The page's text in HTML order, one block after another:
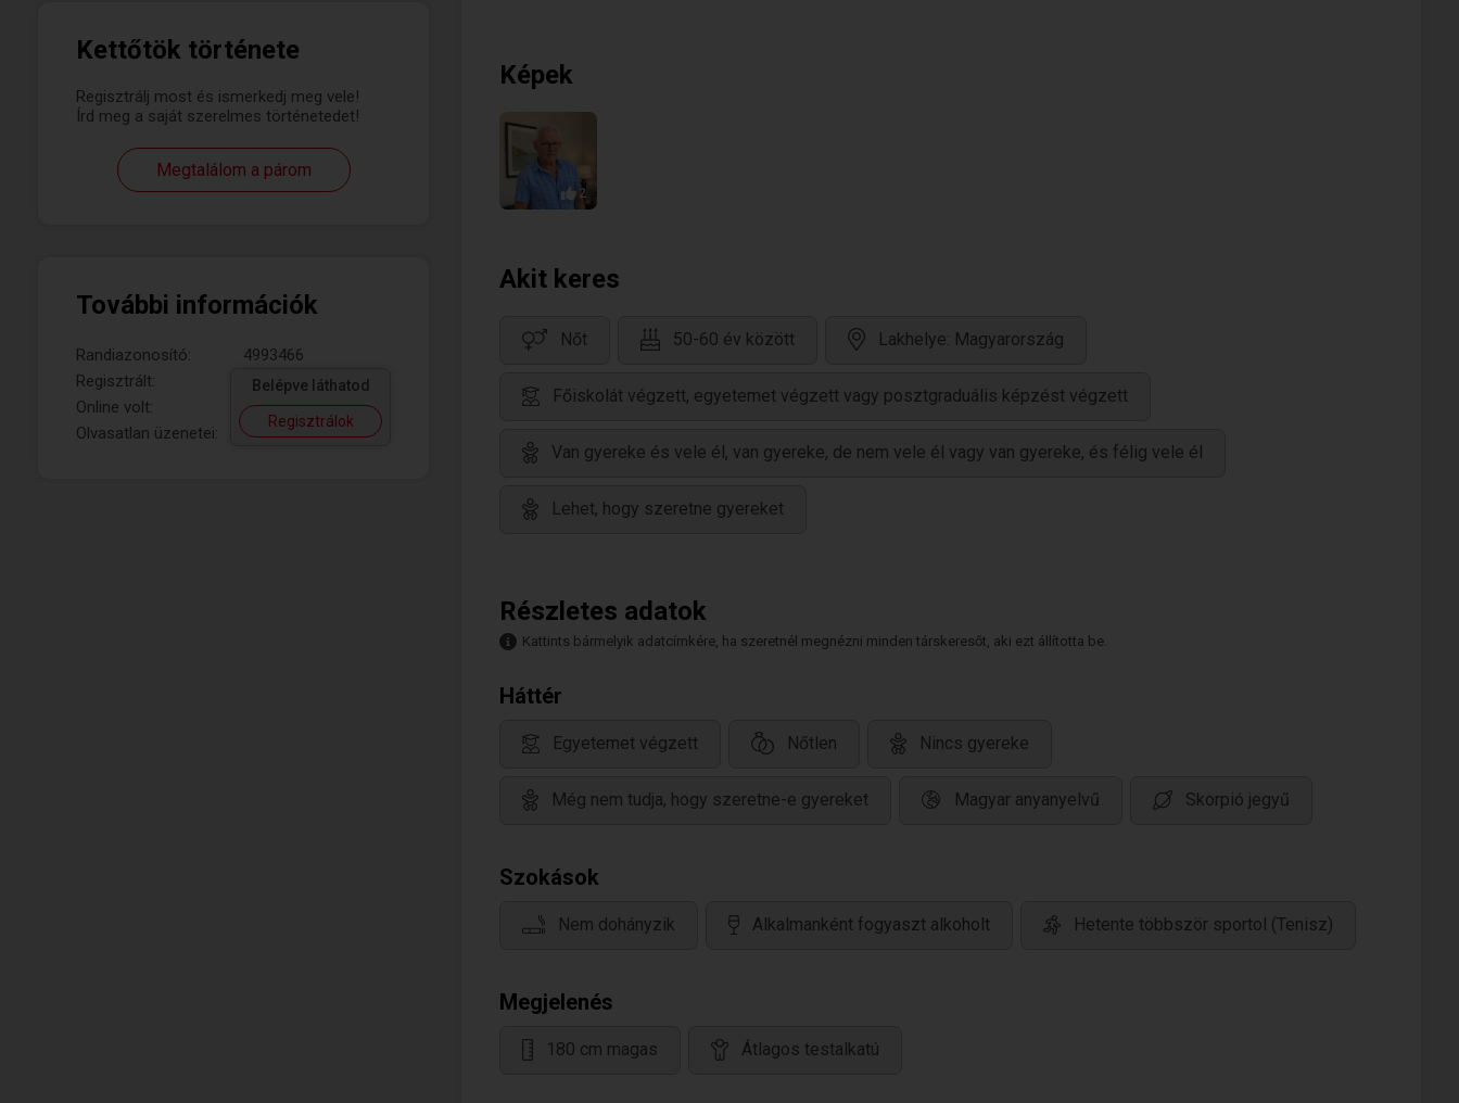
Kettőtök története
Regisztrálj most és ismerkedj meg vele!
Írd meg a saját szerelmes történetedet!
Megtalálom a párom
További információk
Randiazonosító:
4993466
Regisztrált:
Online volt:
Olvasatlan üzenetei:
Belépve láthatod
Regisztrálok
Képek
2
Akit keres
Nőt 50-60 év között Lakhelye: Magyarország
Főiskolát végzett, egyetemet végzett vagy posztgraduális képzést végzett
Van gyereke és vele él, van gyereke, de nem vele él vagy van gyereke, és félig vele él
Lehet, hogy szeretne gyereket
Részletes adatok
Kattints bármelyik adatcímkére, ha szeretnél megnézni minden társkeresőt, aki ezt állította be.
Háttér
Egyetemet végzett Nőtlen Nincs gyereke
Még nem tudja, hogy szeretne-e gyereket Magyar anyanyelvű Skorpió jegyű
Szokások
Nem dohányzik Alkalmanként fogyaszt alkoholt Hetente többször sportol (Tenisz)
Megjelenés
180 cm magas Átlagos testalkatú